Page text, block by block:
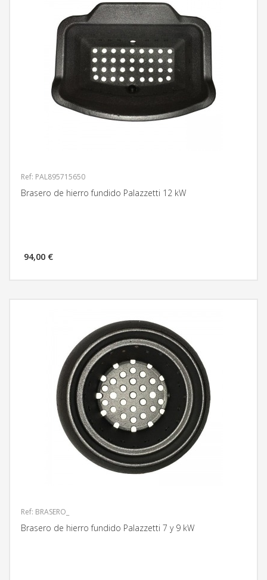
Ref: PAL895715650
Brasero de hierro fundido Palazzetti 12 kW
94,00 €
Ref: BRASERO_
Brasero de hierro fundido Palazzetti 7 y 9 kW